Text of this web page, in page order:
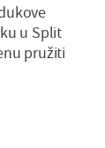
u Split
pružiti